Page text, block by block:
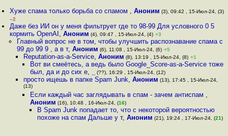
Хуже спама только борьба со спамом ,Аноним (3), 09:42 , 15-Июл-24, (3)
–2
Даже без ИИ он у меня фильтрует где то 98-99 Для условного 0 5
кормить OpenAI ,Аноним (4), 09:47 , 15-Июл-24, (4) +3
Главный вопрос не в том, чтобы улучшить распознавание спама с
99 до 99 9 , а в т, Аноним (6), 11:08 , 15-Июл-24, (6) +5
Reputation-as-a-Service, Аноним (8), 13:19 , 15-Июл-24, (8) +1
Вот ви смеётесь, а ведь было Google_Score-as-a-Service тоже
был, да и до сих е, (??), 16:29 , 15-Июл-24, (12)
просто ищешь в папке Spam Junk, Аноним (13), 17:45 , 15-Июл-24,
(13)
Если каждый час заглядывать в спам - зачем антиспам ,
Аноним (16), 10:48 , 16-Июл-24, (16)
В Spam Junk попадает то, что с некоторой вероятностью
похоже на спам Дальше у т, Аноним (21), 19:24 , 17-Июл-24, (21)